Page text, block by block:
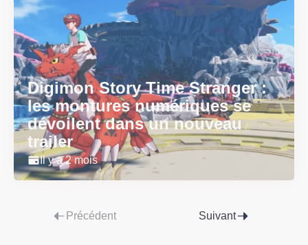
Digimon Story Time Stranger :
les montures numériques se
dévoilent dans un nouveau
trailer
Il y a 2 mois
Précédent Suivant